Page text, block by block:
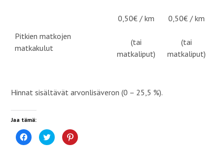
Pitkien matkojen
matkakulut
0,50€ / km
(tai
matkaliput)
0,50€ / km
(tai
matkaliput)
Hinnat sisältävät arvonlisäveron (0 – 25,5 %).
Jaa tämä:
J
a
J
a
J
a